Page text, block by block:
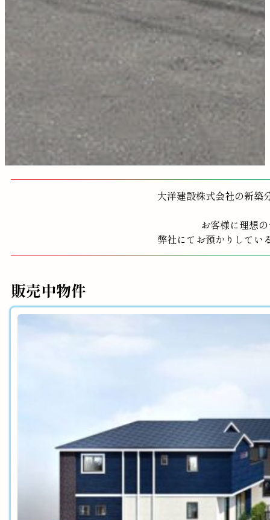
大洋建設株式会社の新築
お客様に理想
弊社にてお預かりしてい
販売中物件